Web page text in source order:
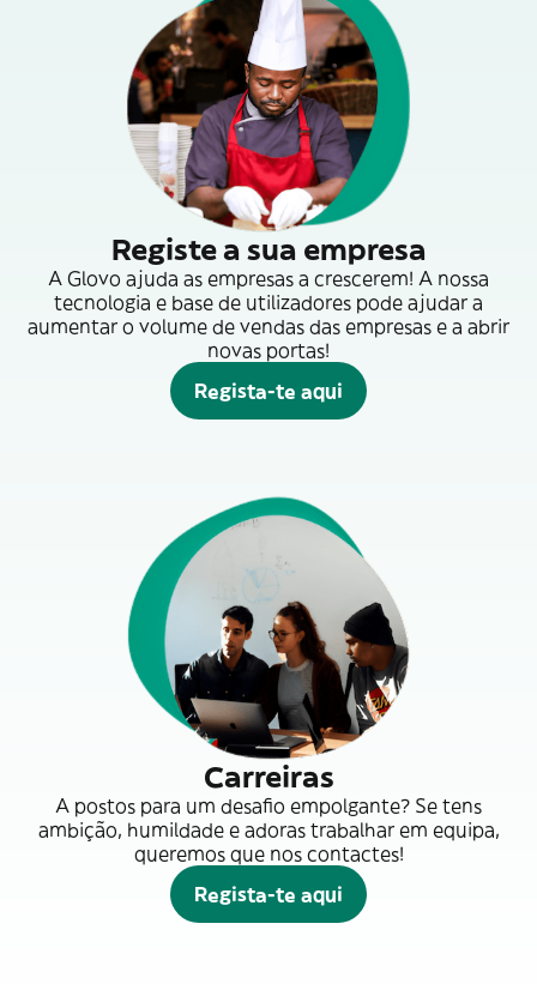
Registe a sua empresa
A Glovo ajuda as empresas a crescerem! A nossa
tecnologia e base de utilizadores pode ajudar a
aumentar o volume de vendas das empresas e a abrir
novas portas!
Regista-te aqui
Carreiras
A postos para um desafio empolgante? Se tens
ambição, humildade e adoras trabalhar em equipa,
queremos que nos contactes!
Regista-te aqui